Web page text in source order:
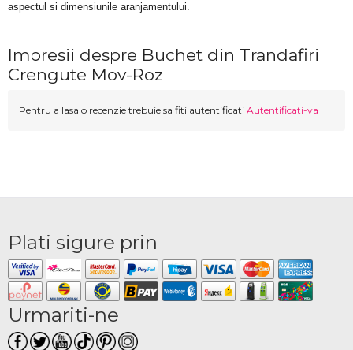
aspectul si dimensiunile aranjamentului.
Impresii despre Buchet din Trandafiri
Crengute Mov-Roz
Pentru a lasa o recenzie trebuie sa fiti autentificati Autentificati-va
Plati sigure prin
Urmariti-ne